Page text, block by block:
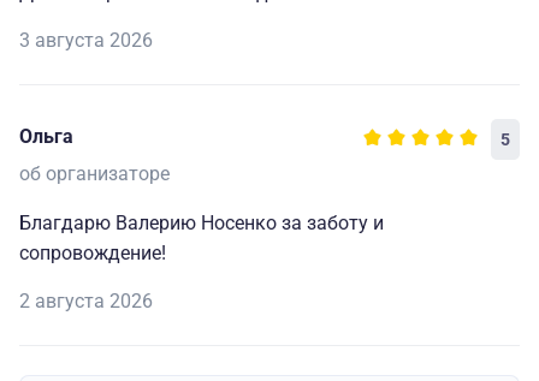
3 августа 2026
Ольга 5
об организаторе
Благдарю Валерию Носенко за заботу и
сопровождение!
2 августа 2026